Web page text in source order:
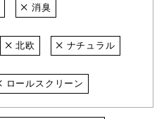
消臭
北欧 ナチュラル
ロールスクリーン